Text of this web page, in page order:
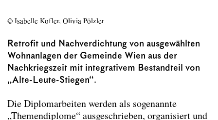
© Isabelle Kofler, Olivia Pölzler
Retrofit und Nachverdichtung von ausgewählten
Wohnanlagen der Gemeinde Wien aus der
Nachkriegszeit mit integrativem Bestandteil von
„Alte-Leute-Stiegen“.
Die Diplomarbeiten werden als sogenannte
„Themendiplome“ ausgeschrieben, organisiert und
un(ter)genutzte urbane Räume
Themendiplom: Weiterbauen am Land
Forschung
Publikationen
Projektarchiv